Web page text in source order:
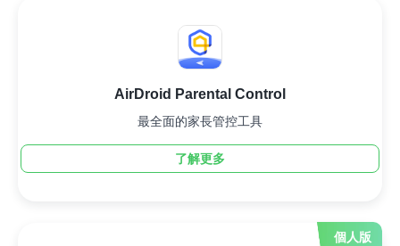
AirDroid Parental Control
最全面的家長管控工具
了解更多
個人版